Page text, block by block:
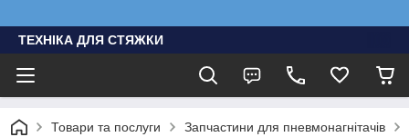
ТЕХНІКА ДЛЯ СТЯЖКИ
Товари та послуги Запчастини для пневмонагнітачів